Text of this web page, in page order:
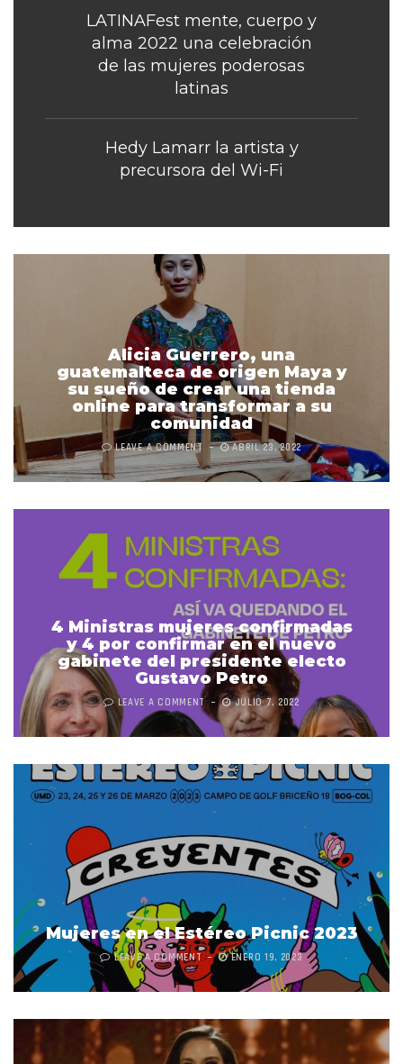
LATINAFest mente, cuerpo y
alma 2022 una celebración
de las mujeres poderosas
latinas
Hedy Lamarr la artista y
precursora del Wi-Fi
Alicia Guerrero, una
guatemalteca de origen Maya y
su sueño de crear una tienda
online para transformar a su
comunidad
LEAVE A COMMENT ABRIL 23, 2022
4 Ministras mujeres confirmadas
y 4 por confirmar en el nuevo
gabinete del presidente electo
Gustavo Petro
LEAVE A COMMENT JULIO 7, 2022
Mujeres en el Estéreo Picnic 2023
LEAVE A COMMENT ENERO 19, 2023